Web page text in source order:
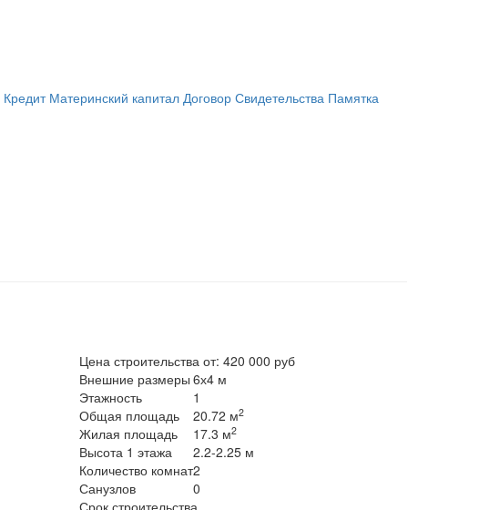
Кредит Материнский капитал Договор Свидетельства Памятка
Цена строительства от: 420 000 руб
Внешние размеры 6х4 м
Этажность
1
Общая площадь
20.72 м2
Жилая площадь 17.3 м2
Высота 1 этажа
2.2-2.25 м
Количество комнат2
Санузлов
0
Срок строительства